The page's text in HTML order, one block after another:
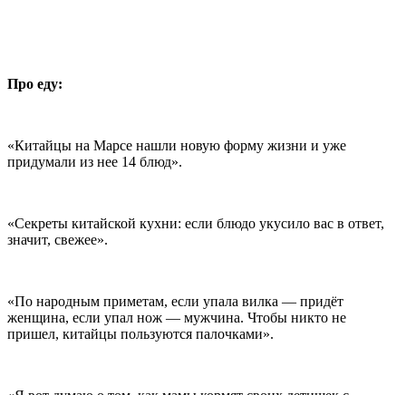
Про еду:
«Китайцы на Марсе нашли новую форму жизни и уже
придумали из нее 14 блюд».
«Секреты китайской кухни: если блюдо укусило вас в ответ,
значит, свежее».
«По народным приметам, если упала вилка — придёт
женщина, если упал нож — мужчина. Чтобы никто не
пришел, китайцы пользуются палочками».